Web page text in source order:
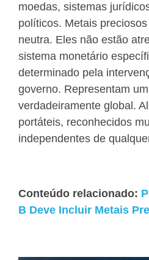
moedas, sistemas
políticos. Metais
neutra. Eles não estão
sistema monetário
determinado pela
governo. Representam
verdadeiramente global.
portáteis, reconhecidos
independentes de
Conteúdo relacionado:
B Deve Incluir Metais